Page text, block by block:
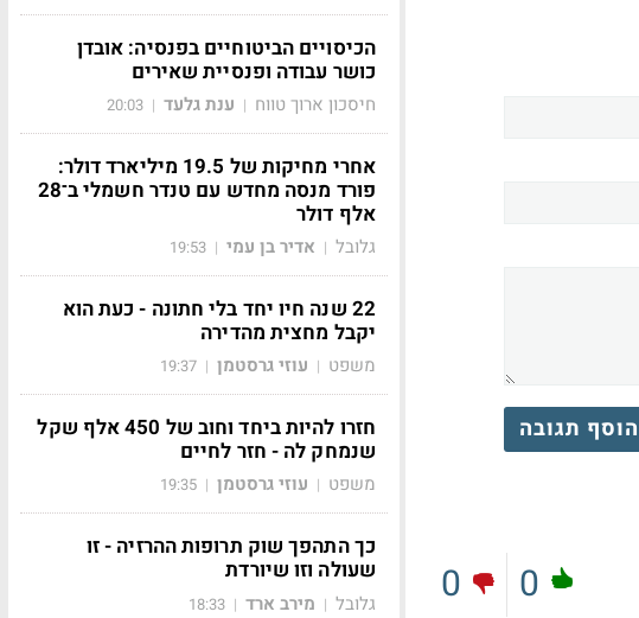
הוסף תגובה
0
0
הכיסויים הביטוחיים בפנסיה: אובדן
כושר עבודה ופנסיית שאירים
חיסכון ארוך טווח | ענת גלעד |
20:03
אחרי מחיקות של 19.5 מיליארד דולר:
פורד מנסה מחדש עם טנדר חשמלי ב־28
אלף דולר
גלובל | אדיר בן עמי |
19:53
22 שנה חיו יחד בלי חתונה - כעת הוא
יקבל מחצית מהדירה
משפט | עוזי גרסטמן |
19:37
חזרו להיות ביחד וחוב של 450 אלף שקל
שנמחק לה - חזר לחיים
משפט | עוזי גרסטמן |
19:35
כך התהפך שוק תרופות ההרזיה - זו
שעולה וזו שיורדת
גלובל | מירב ארד |
18:33